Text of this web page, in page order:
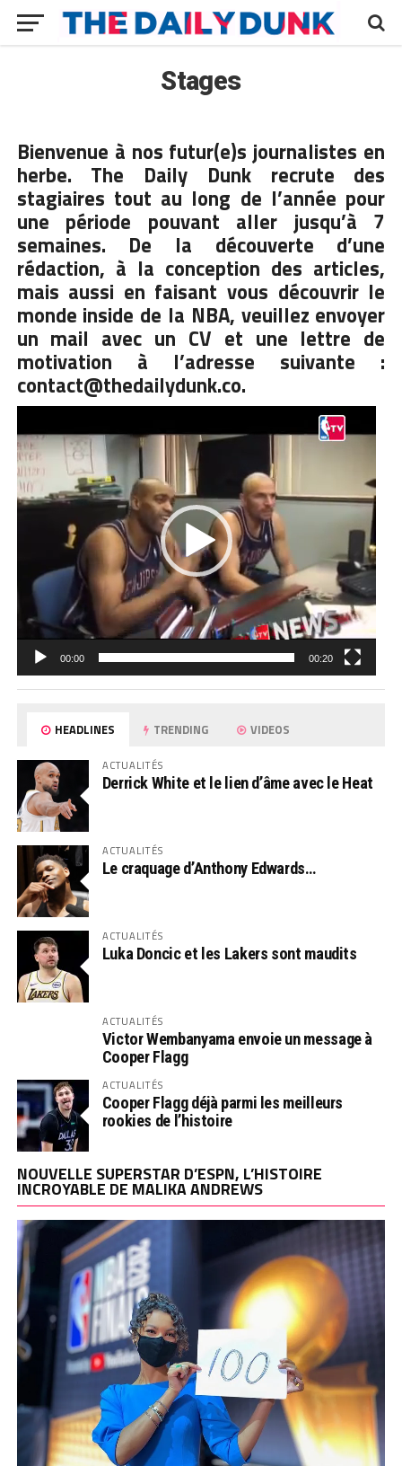
Stages
Bienvenue à nos futur(e)s journalistes en
herbe. The Daily Dunk recrute des
stagiaires tout au long de l’année pour
une période pouvant aller jusqu’à 7
semaines. De la découverte d’une
rédaction, à la conception des articles,
mais aussi en faisant vous découvrir le
monde inside de la NBA, veuillez envoyer
un mail avec un CV et une lettre de
motivation à l’adresse suivante :
contact@thedailydunk.co.
Lecteur
00:00 00:20
HEADLINES TRENDING VIDEOS
ACTUALITÉS
Derrick White et le lien d’âme avec le Heat
ACTUALITÉS
Le craquage d’Anthony Edwards…
ACTUALITÉS
Luka Doncic et les Lakers sont maudits
ACTUALITÉS
Victor Wembanyama envoie un message à
Cooper Flagg
ACTUALITÉS
Cooper Flagg déjà parmi les meilleurs
rookies de l’histoire
NOUVELLE SUPERSTAR D’ESPN, L’HISTOIRE
INCROYABLE DE MALIKA ANDREWS